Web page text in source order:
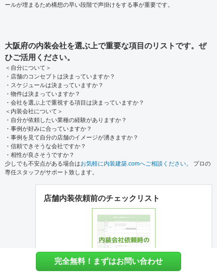
ールが埋まるため構想の早い段階で声掛けをする事が重要です。
大阪府の内装会社を選ぶ上で重要な項目のリストです。ぜ
ひご活用ください。
＜自分について＞
・店舗のコンセプトは決まっていますか？
・スケジュールは決まっていますか？
・物件は決まっていますか？
・会社を選ぶ上で重視する項目は決まっていますか？
＜内装会社について＞
・自分が依頼したい業種の経験がありますか？
・事例が好みに合っていますか？
・事例を見て自分の店舗のイメージが湧きますか？
・信頼できそうな会社ですか？
・相性が良さそうですか？
少しでも不安点がある場合はお気軽に内装建築.comへご相談ください。
プロの
専任スタッフがサポート致します。
店舗内装依頼前のチェックリスト
完全無料！まずはお問い合わせ